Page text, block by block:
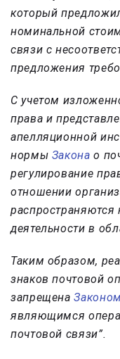
который
номинальной
связи с
предложения
С учетом
права и
апелляционной
нормы Закона о
регулирование
отношении
распространяются
деятельности в
Таким образом,
знаков почтовой
запрещенаЗаконом
являющимся
почтовой связи”.